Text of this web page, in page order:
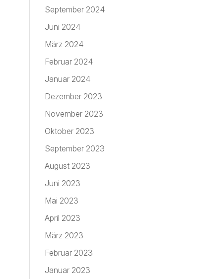
September 2024
Juni 2024
März 2024
Februar 2024
Januar 2024
Dezember 2023
November 2023
Oktober 2023
September 2023
August 2023
Juni 2023
Mai 2023
April 2023
März 2023
Februar 2023
Januar 2023